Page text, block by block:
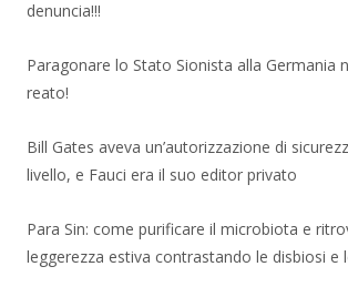
denuncia!!!
Paragonare lo Stato Sionista alla Germania
reato!
Bill Gates aveva un’autorizzazione di
livello, e Fauci era il suo editor privato
Para Sin: come purificare il microbiota e
leggerezza estiva contrastando le disbiosi e